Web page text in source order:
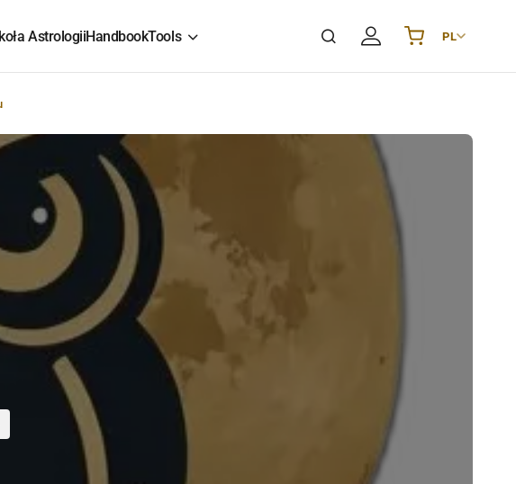
AstrologiiHandbookTools PL
UA Українська